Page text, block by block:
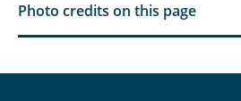
Photo credits on this page